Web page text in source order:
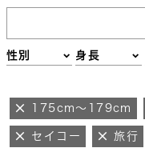
性別 身長
175cm～179cm
セイコー 旅行